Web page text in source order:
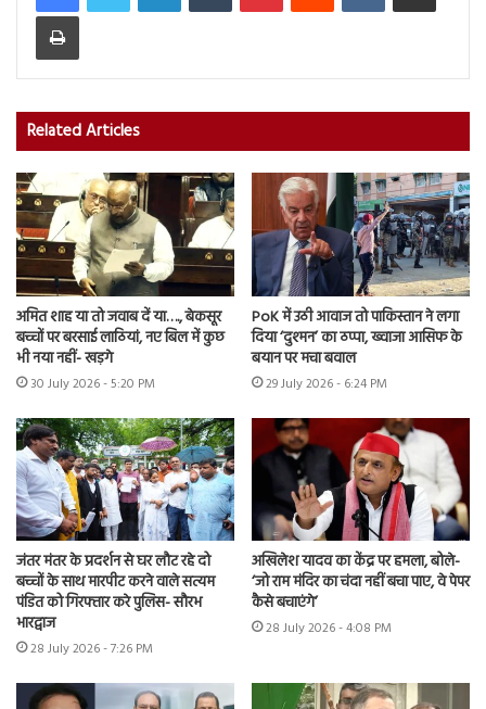
Print
Related Articles
अमित शाह या तो जवाब दें या…., बेकसूर
बच्चों पर बरसाई लाठियां, नए बिल में कुछ
भी नया नहीं- खड़गे
30 July 2026 - 5:20 PM
PoK में उठी आवाज तो पाकिस्तान ने लगा
दिया ‘दुश्मन’ का ठप्पा, ख्वाजा आसिफ के
बयान पर मचा बवाल
29 July 2026 - 6:24 PM
जंतर मंतर के प्रदर्शन से घर लौट रहे दो
बच्चों के साथ मारपीट करने वाले सत्यम
पंडित को गिरफ्तार करे पुलिस- सौरभ
भारद्वाज
28 July 2026 - 7:26 PM
अखिलेश यादव का केंद्र पर हमला, बोले-
‘जो राम मंदिर का चंदा नहीं बचा पाए, वे पेपर
कैसे बचाएंगे’
28 July 2026 - 4:08 PM